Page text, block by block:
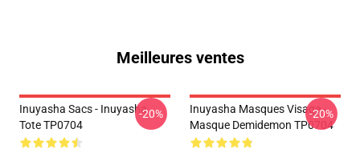
Meilleures ventes
Inuyasha Sacs - Inuyasha
Tote TP0704
-20%
Inuyasha Masques Visage -
Masque Demidemon TP0704
-20%